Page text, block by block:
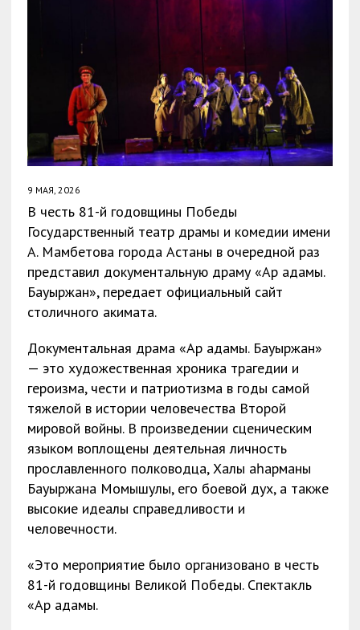
9 МАЯ, 2026
В честь 81-й годовщины Победы
Государственный театр драмы и комедии имени
А. Мамбетова города Астаны в очередной раз
представил документальную драму «Ар адамы.
Бауыржан», передает официальный сайт
столичного акимата.
Документальная драма «Ар адамы. Бауыржан»
— это художественная хроника трагедии и
героизма, чести и патриотизма в годы самой
тяжелой в истории человечества Второй
мировой войны. В произведении сценическим
языком воплощены деятельная личность
прославленного полководца, Халық қаһарманы
Бауыржана Момышулы, его боевой дух, а также
высокие идеалы справедливости и
человечности.
«Это мероприятие было организовано в честь
81-й годовщины Великой Победы. Спектакль
«Ар адамы.